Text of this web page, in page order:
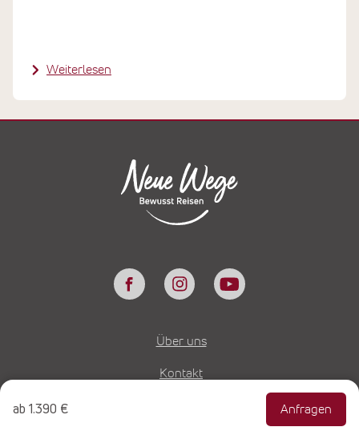
Weiterlesen
ab 1.390 € Anfragen
Über uns
Kontakt